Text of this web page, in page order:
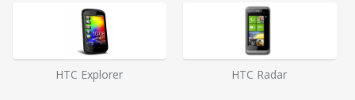
HTC Explorer HTC Radar